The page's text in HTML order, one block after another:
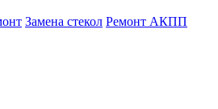
Замена стекол Ремонт АКПП